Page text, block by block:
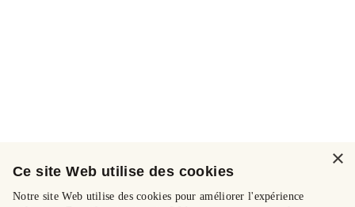
×
Ce site Web utilise des cookies
Notre site Web utilise des cookies pour améliorer l'expérience